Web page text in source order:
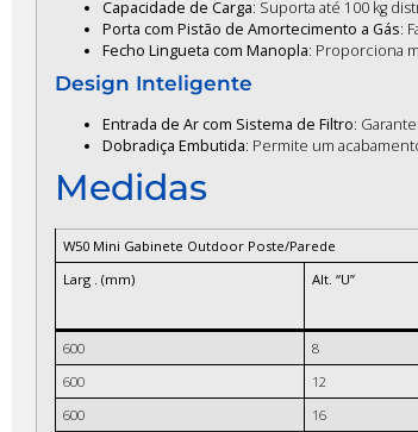
Capacidade de Carga: Suporta até 100 kg
Porta com Pistão de Amortecimento a Gás:
Fecho Lingueta com Manopla: Proporciona
Design Inteligente
Entrada de Ar com Sistema de Filtro:
Dobradiça Embutida: Permite um
Medidas
W50 Mini Gabinete Outdoor Poste/Parede
Larg . (mm)
Alt. “U”
600
8
600
12
600
16